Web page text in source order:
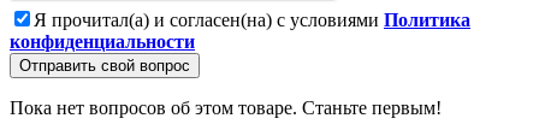
Я прочитал(а) и согласен(на) с условиями Политика
конфиденциальности
Отправить свой вопрос
Пока нет вопросов об этом товаре. Станьте первым!